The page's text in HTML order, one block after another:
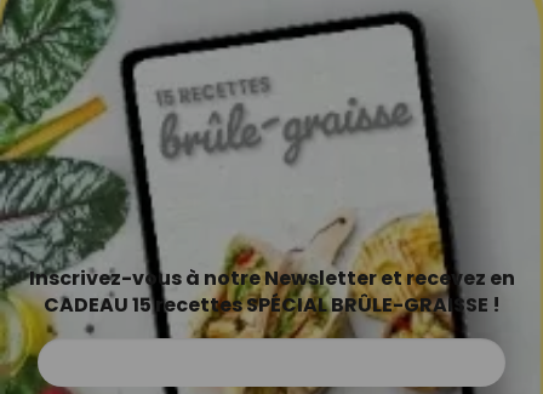
Inscrivez-vous à notre Newsletter et recevez en
CADEAU 15 recettes SPÉCIAL BRÛLE-GRAISSE !